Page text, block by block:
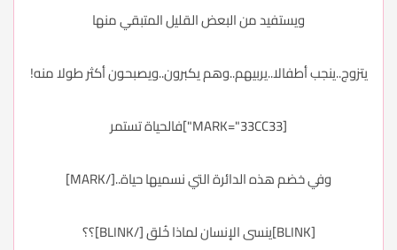
ويستفيد من البعض القليل المتبقي منها
يتزوج..ينجب أطفالا..يربيهم..وهم يكبرون..ويصبحون أكثر طولا منه!
[MARK="33CC33"]فالحياة تستمر
وفي خضم هذه الدائرة التي نسميها حياة..[/MARK]
[BLINK]ينسى الإنسان لماذا خُلق [/BLINK]؟؟